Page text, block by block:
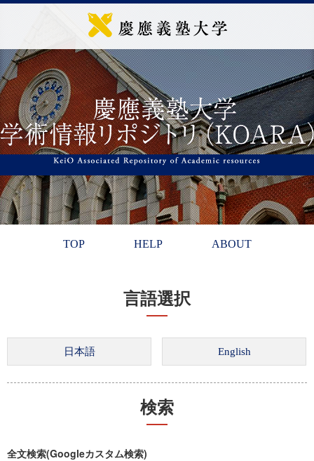
TOP HELP ABOUT
言語選択
検索
全文検索(Googleカスタム検索)